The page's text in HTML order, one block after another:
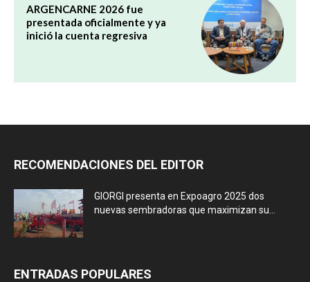
ARGENCARNE 2026 fue
presentada oficialmente y ya
inició la cuenta regresiva
RECOMENDACIONES DEL EDITOR
GIORGI presenta en Expoagro 2025 dos
nuevas sembradoras que maximizan su...
ENTRADAS POPULARES